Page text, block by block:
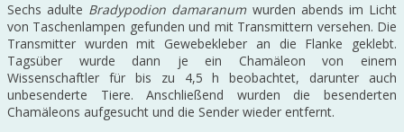
Sechs adulte Bradypodion damaranumwurden abends im Licht
von Taschenlampen gefunden und mit Transmittern versehen. Die
Transmitter wurden mit Gewebekleber an die Flanke geklebt.
Tagsüber wurde dann je ein Chamäleon von einem
Wissenschaftler für bis zu 4,5 h beobachtet, darunter auch
unbesenderte Tiere. Anschließend wurden die besenderten
Chamäleons aufgesucht und die Sender wieder entfernt.